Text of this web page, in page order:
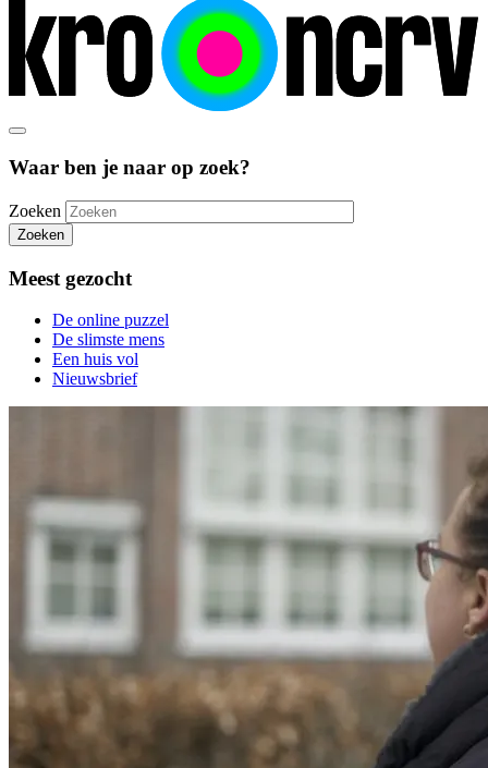
Waar ben je naar op zoek?
Zoeken
Zoeken
Meest gezocht
De online puzzel
De slimste mens
Een huis vol
Nieuwsbrief